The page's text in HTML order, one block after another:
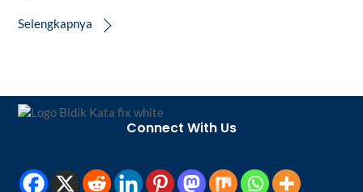
Selengkapnya
Back
Connect With Us